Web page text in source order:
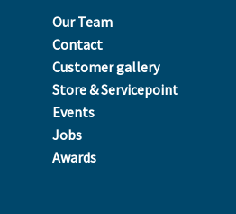
Our Team
Contact
Customer gallery
Store & Servicepoint
Events
Jobs
Awards